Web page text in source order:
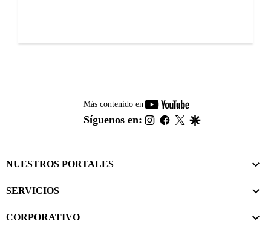
Más contenido en
youtube-
footer
Síguenos en: instagram
facebook
twitter
NUESTROS PORTALES
SERVICIOS
CORPORATIVO